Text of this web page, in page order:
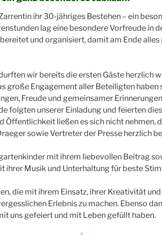
ihr 30-jähriges Bestehen – ein
lag eine besondere Vorfreude in
und organisiert, damit am Ende
wir bereits die ersten Gäste herzlich
große Engagement aller Beteiligten haben
Freude und gemeinsamer
folgten unserer Einladung und feierten
Öffentlichkeit ließen es sich nicht nehmen,
sowie Vertreter der Presse herzlich
mit ihrem liebevollen Beitrag
ihrer Musik und Unterhaltung für beste
die mit ihrem Einsatz, ihrer Kreativität
Erlebnis zu machen. Ebenso
uns gefeiert und mit Leben gefüllt haben.